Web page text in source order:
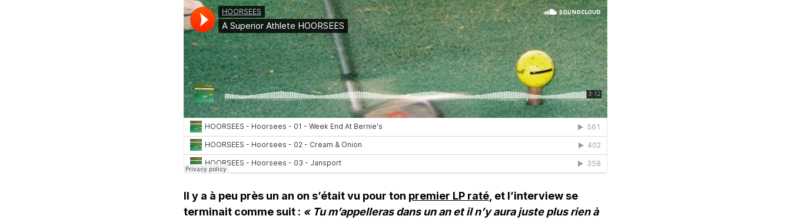
Il y a à peu près un an on s’était vu pour ton premier LP raté , et l’interview se
terminait comme suit : « Tu m’appelleras dans un an et il n’y aura juste plus rien à